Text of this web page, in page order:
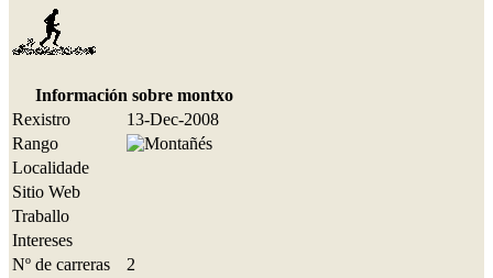
Información sobre montxo
Rexistro
13-Dec-2008
Rango
Localidade
Sitio Web
Traballo
Intereses
Nº de carreras
2